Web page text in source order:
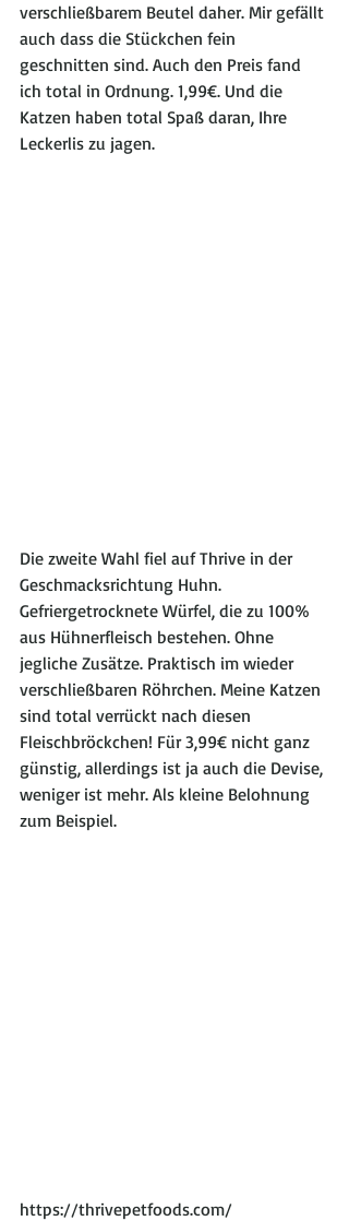
verschließbarem Beutel daher. Mir gefällt
auch dass die Stückchen fein
geschnitten sind. Auch den Preis fand
ich total in Ordnung. 1,99€. Und die
Katzen haben total Spaß daran, Ihre
Leckerlis zu jagen.
Die zweite Wahl fiel auf Thrive in der
Geschmacksrichtung Huhn.
Gefriergetrocknete Würfel, die zu 100%
aus Hühnerfleisch bestehen. Ohne
jegliche Zusätze. Praktisch im wieder
verschließbaren Röhrchen. Meine Katzen
sind total verrückt nach diesen
Fleischbröckchen! Für 3,99€ nicht ganz
günstig, allerdings ist ja auch die Devise,
weniger ist mehr. Als kleine Belohnung
zum Beispiel.
https://thrivepetfoods.com/